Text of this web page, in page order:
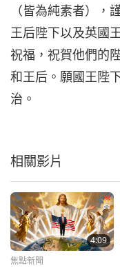
（皆為純素者），
王后陛下以及英國
祝福，祝賀他們的
和王后。願國王陛
治。
相關影片
4:09
焦點新聞